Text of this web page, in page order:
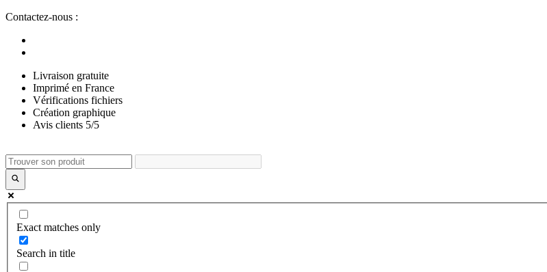
Aller
contenu
Contactez-nous :
Livraison gratuite
Imprimé en France
Vérifications fichiers
Création graphique
Avis clients 5/5
Exact matches only
Search in title